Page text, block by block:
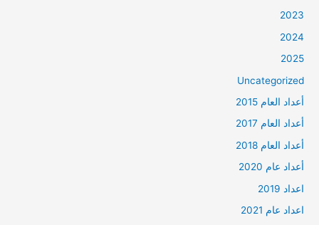
2023
2024
2025
Uncategorized
أعداد العام 2015
أعداد العام 2017
أعداد العام 2018
أعداد عام 2020
اعداد 2019
اعداد عام 2021